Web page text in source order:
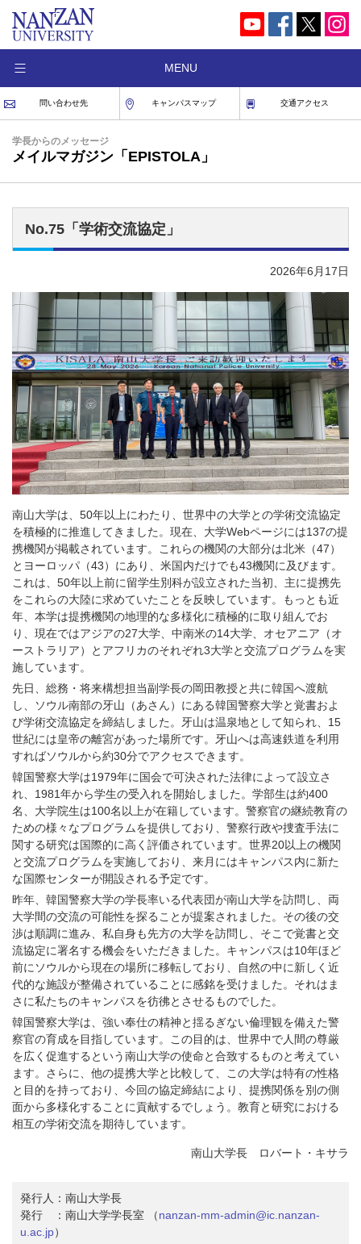
MENU
問い合わせ先 キャンパスマップ 交通アクセス
学長からのメッセージ
メイルマガジン「EPISTOLA」
No.75「学術交流協定」
2026年6月17日
南山大学は、50年以上にわたり、世界中の大学との学術交流協定
を積極的に推進してきました。現在、大学Webページには137の提
携機関が掲載されています。これらの機関の大部分は北米（47）
とヨーロッパ（43）にあり、米国内だけでも43機関に及びます。
これは、50年以上前に留学生別科が設立された当初、主に提携先
をこれらの大陸に求めていたことを反映しています。もっとも近
年、本学は提携機関の地理的な多様化に積極的に取り組んでお
り、現在ではアジアの27大学、中南米の14大学、オセアニア（オ
ーストラリア）とアフリカのそれぞれ3大学と交流プログラムを実
施しています。
先日、総務・将来構想担当副学長の岡田教授と共に韓国へ渡航
し、ソウル南部の牙山（あさん）にある韓国警察大学と覚書およ
び学術交流協定を締結しました。牙山は温泉地として知られ、15
世紀には皇帝の離宮があった場所です。牙山へは高速鉄道を利用
すればソウルから約30分でアクセスできます。
韓国警察大学は1979年に国会で可決された法律によって設立さ
れ、1981年から学生の受入れを開始しました。学部生は約400
名、大学院生は100名以上が在籍しています。警察官の継続教育の
ための様々なプログラムを提供しており、警察行政や捜査手法に
関する研究は国際的に高く評価されています。世界20以上の機関
と交流プログラムを実施しており、来月にはキャンパス内に新た
な国際センターが開設される予定です。
昨年、韓国警察大学の学長率いる代表団が南山大学を訪問し、両
大学間の交流の可能性を探ることが提案されました。その後の交
渉は順調に進み、私自身も先方の大学を訪問し、そこで覚書と交
流協定に署名する機会をいただきました。キャンパスは10年ほど
前にソウルから現在の場所に移転しており、自然の中に新しく近
代的な施設が整備されていることに感銘を受けました。それはま
さに私たちのキャンパスを彷彿とさせるものでした。
韓国警察大学は、強い奉仕の精神と揺るぎない倫理観を備えた警
察官の育成を目指しています。この目的は、世界中で人間の尊厳
を広く促進するという南山大学の使命と合致するものと考えてい
ます。さらに、他の提携大学と比較して、この大学は特有の性格
と目的を持っており、今回の協定締結により、提携関係を別の側
面から多様化することに貢献するでしょう。教育と研究における
相互の学術交流を期待しています。
南山大学長 ロバート・キサラ
発行人：南山大学長
発行 ：南山大学学長室 （nanzan-mm-admin@ic.nanzan-
u.ac.jp）